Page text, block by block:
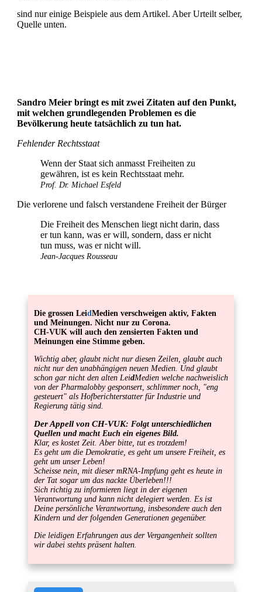
sind nur einige Beispiele aus dem Artikel. Aber Urteilt selber,
Quelle unten.
Sandro Meier bringt es mit zwei Zitaten auf den Punkt,
mit welchen grundlegenden Problemen es die
Bevölkerung heute tatsächlich zu tun hat.
Fehlender Rechtsstaat
Wenn der Staat sich anmasst Freiheiten zu
gewähren, ist es kein Rechtsstaat mehr.
Prof. Dr. Michael Esfeld
Die verlorene und falsch verstandene Freiheit der Bürger
Die Freiheit des Menschen liegt nicht darin, dass
er tun kann, was er will, sondern, dass er nicht
tun muss, was er nicht will.
Jean-Jacques Rousseau
Die grossen LeidMedien verschweigen aktiv, Fakten
und Meinungen. Nicht nur zu Corona.
CH-VUK will auch den zensierten Fakten und
Meinungen eine Stimme geben.
Wichtig aber, glaubt nicht nur diesen Zeilen, glaubt auch
nicht nur den unabhängigen neuen Medien. Und glaubt
schon gar nicht den alten LeidMedien welche nachweislich
von der Pharmalobby gesponsert, schlimmer noch, "eng
gesteuert" als Hofberichterstatter für Industrie und
Regierung tätig sind.
Der Appell von CH-VUK: Folgt unterschiedlichen
Quellen und macht Euch ein eigenes Bild.
Klar, es kostet Zeit. Aber bitte, tut es trotzdem!
Es geht um die Demokratie, es geht um unsere Freiheit, es
geht um unser Leben!
Scheisse nein, mit dieser mRNA-Impfung geht es heute in
der Tat sogar um das nackte Überleben!!!
Sich richtig zu informieren liegt in der eigenen
Verantwortung und kann nicht delegiert werden. Es ist
Deine persönliche Verantwortung, insbesondere auch den
Kindern und der folgenden Generationen gegenüber.
Die leidigen Erfahrungen aus der Vergangenheit sollten
wir dabei stehts präsent halten.